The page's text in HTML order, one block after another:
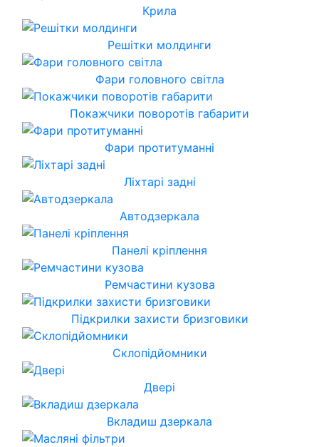
Крила
Решітки молдинги
Фари головного світла
Покажчики поворотів габарити
Фари протитуманні
Ліхтарі задні
Автодзеркала
Панелі кріплення
Ремчастини кузова
Підкрилки захисти бризговики
Склопідйомники
Двері
Вкладиш дзеркала